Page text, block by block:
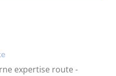
expertise route -